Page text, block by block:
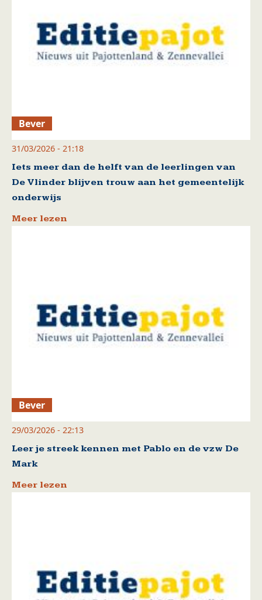
Bever
31/03/2026 - 21:18
Iets meer dan de helft van de leerlingen van
De Vlinder blijven trouw aan het gemeentelijk
onderwijs
Meer lezen
Bever
29/03/2026 - 22:13
Leer je streek kennen met Pablo en de vzw De
Mark
Meer lezen